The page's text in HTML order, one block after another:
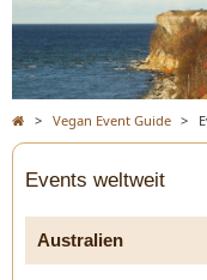
> Vegan Event Guide >
Events weltweit
Australien